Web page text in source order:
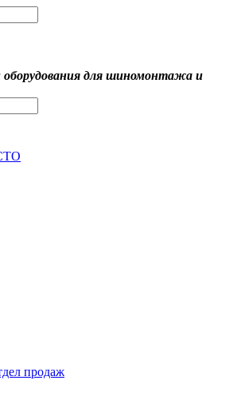
для шиномонтажа и
продаж